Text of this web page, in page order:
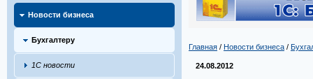
Новости бизнеса
Бухгалтеру
1С новости
Главная / Новости бизнеса /
24.08.2012